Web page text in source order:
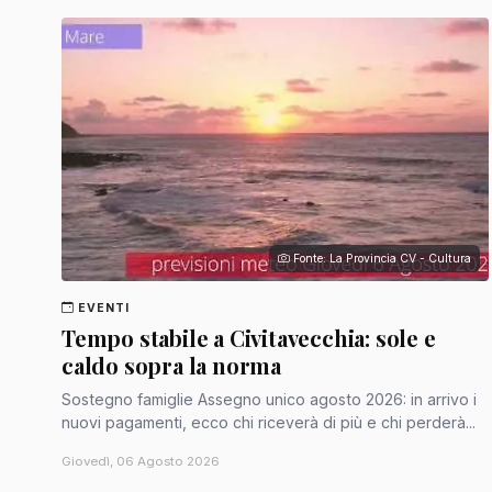
Fonte: La Provincia CV - Cultura
EVENTI
Tempo stabile a Civitavecchia: sole e
caldo sopra la norma
Sostegno famiglie Assegno unico agosto 2026: in arrivo i
nuovi pagamenti, ecco chi riceverà di più e chi perderà...
Giovedì, 06 Agosto 2026